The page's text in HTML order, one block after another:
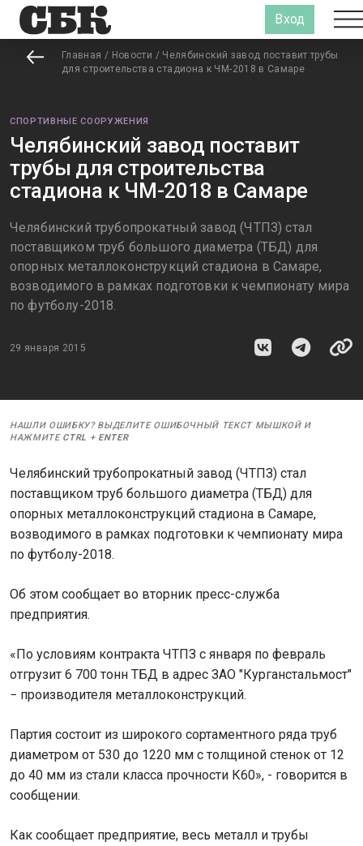
Вход
Главная / Новости / Челябинский завод поставит трубы
для строительства стадиона к ЧМ-2018 в Самаре
СПОРТИВНЫЕ СООРУЖЕНИЯ
Челябинский завод поставит
трубы для строительства
стадиона к ЧМ-2018 в Самаре
Челябинский трубопрокатный завод (ЧТПЗ) стал
поставщиком труб большого диаметра (ТБД) для
опорных металлоконструкций стадиона в Самаре,
возводимого в рамках подготовки к чемпионату мира
по футболу-2018.
29 января 2015
НАШЛИ ОШИБКУ? ВЫДЕЛИТЕ ОШИБОЧНЫЙ ТЕКСТ МЫШКОЙ И
НАЖМИТЕ CTRL + ENTER
Челябинский трубопрокатный завод (ЧТПЗ) стал
поставщиком труб большого диаметра (ТБД) для
опорных металлоконструкций стадиона в Самаре,
возводимого в рамках подготовки к чемпионату мира
по футболу-2018.
Об этом сообщает во вторник пресс-служба
предприятия.
«По условиям контракта ЧТПЗ с января по февраль
отгрузит 6 700 тонн ТБД в адрес ЗАО "Курганстальмост"
− производителя металлоконструкций.
Партия состоит из широкого сортаментного ряда труб
диаметром от 530 до 1220 мм с толщиной стенок от 12
до 40 мм из стали класса прочности К60», - говорится в
сообщении.
Как сообщает предприятие, весь металл и трубы